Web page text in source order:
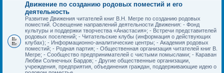
Движение по созданию родовых поместий и его
деятельность
Развитие Движения читателей книг В.Н. Мегре по созданию родовых
поместий. Освещение направлений деятельности Движения: - Фонд
культуры и поддержки творчества «Анастасия»; - Встречи представителей
родовых поселений; - Читательские клубы (информация о действующих
клубах); - Информационно-аналитические центры; - Академия родовых
поместий; - Родная партия; - Общественная организация читателей книг В.
Мегре; - Сообщество предпринимателей с чистыми помыслами; - Караван
Любви Солнечных Бардов; - Другие общественные организации,
учреждения, предприятия, объединения граждан, поддерживающие идею о